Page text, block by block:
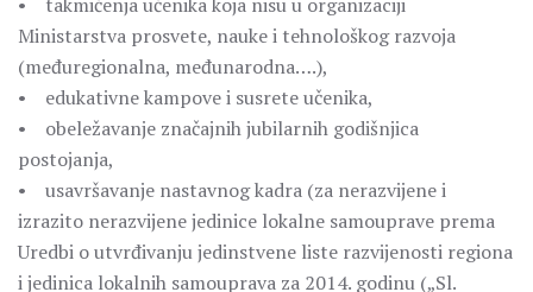
Ministarstva prosvete, nauke i tehnološkog razvoja
(međuregionalna, međunarodna….),
• edukativne kampove i susrete učenika,
• obeležavanje značajnih jubilarnih godišnjica
postojanja,
• usavršavanje nastavnog kadra (za nerazvijene i
izrazito nerazvijene jedinice lokalne samouprave prema
Uredbi o utvrđivanju jedinstvene liste razvijenosti regiona
i jedinica lokalnih samouprava za 2014. godinu („Sl.